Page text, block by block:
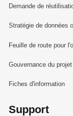
Demande de
Stratégie de données
Feuille de route pour
Gouvernance du projet
Fiches d'information
Support